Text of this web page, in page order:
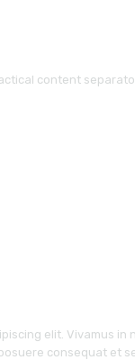
content
elit. Vivamus
consequat et